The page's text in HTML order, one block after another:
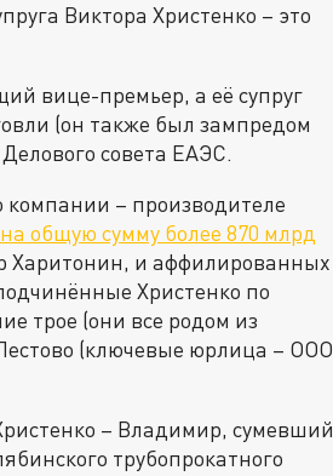
Виктора Христенко – это
вице-премьер, а её супруг
(он также был зампредом
совета ЕАЭС.
– производителе
общую сумму более 870 млрд
Харитонин, и аффилированных
Христенко по
трое (они все родом из
(ключевые юрлица – ООО
– Владимир, сумевший
трубопрокатного